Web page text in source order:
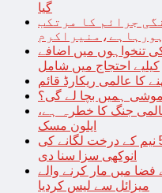
گیا
جرائم کا مرتکب
ہورہاہے،منیراکرم
تنخواہوں میں اضافے
کیلیے احتجاج میں شامل
ہمیں بچا لے گی؟
جنگ کا خطرہ ہے،
ایلون مسک
عدالت نے مجرم کوایک سال تک 50 نیم کے درخت لگانے کی
انوکھی سزا سنا دی
فضا میں مار کرنے والے
میزائل سے لیس کردیا